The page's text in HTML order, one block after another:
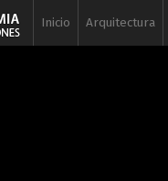
Inicio Arquitectura